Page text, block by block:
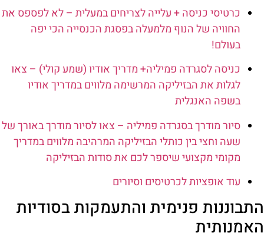
כרטיסי כניסה + עלייה לצריחים במעלית – לא לפספס את
החוויה של הנוף מלמעלה בפסגת הכנסייה הכי יפה
בעולם!
כניסה לסגרדה פמיליה+ מדריך אודיו (שמע קולי) – צאו
לגלות את הבזיליקה המרשימה מלווים במדריך אודיו
בשפה האנגלית
סיור מודרך בסגרדה פמיליה – צאו לסיור מודרך באורך של
שעה וחצי בין כותלי הבזיליקה המרהיבה מלווים במדריך
מקומי מקצועי שיספר לכם את סודות הבזיליקה
עוד אופציות לכרטיסים וסיורים
התבוננות פנימית והתעמקות בסודיות
האמנותית